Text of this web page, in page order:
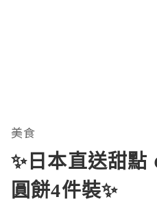
美食
✨日本直送甜點
圓餅4件裝✨